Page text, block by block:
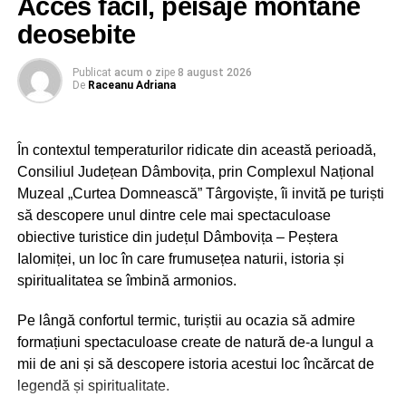
Încheagă. Întăresc.
Acces facil, peisaje montane
deosebite
Publicat acum o zipe 8 august 2026
De Raceanu Adriana
În contextul temperaturilor ridicate din această perioadă,
Consiliul Județean Dâmbovița, prin Complexul Național
Muzeal „Curtea Domnească” Târgoviște, îi invită pe turiști
să descopere unul dintre cele mai spectaculoase
obiective turistice din județul Dâmbovița – Peștera
Ialomiței, un loc în care frumusețea naturii, istoria și
spiritualitatea se îmbină armonios.
Pe lângă confortul termic, turiștii au ocazia să admire
formațiuni spectaculoase create de natură de-a lungul a
mii de ani și să descopere istoria acestui loc încărcat de
legendă și spiritualitate.